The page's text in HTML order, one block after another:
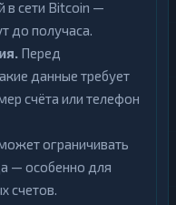
в сети Bitcoin —
до получаса.
Перед
данные требует
счёта или телефон
ограничивать
— особенно для
счетов.